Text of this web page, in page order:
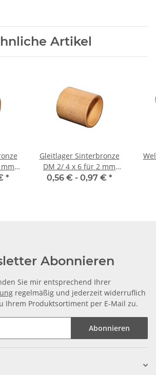
Artikel
*
Gleitlager Sinterbronze
DM 2/ 4 x 6 für 2 mm
Welle
0,56 € - 0,97 € *
Abonnieren
Sie mir entsprechend Ihrer
regelmäßig und jederzeit widerruflich
Ihrem Produktsortiment per E-Mail zu.
Abonnieren